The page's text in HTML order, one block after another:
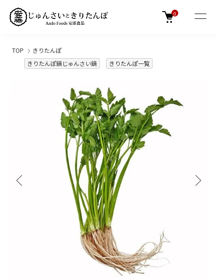
0
TOP
きりたんぽ
きりたんぽ鍋じゅんさい鍋
きりたんぽ一覧